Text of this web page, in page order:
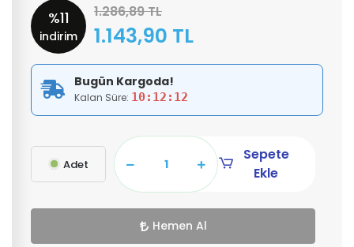
%11
indirim
1.286,89 TL
1.143,90 TL
Bugün Kargoda!
Kalan Süre: 10:12:11
Adet
Sepete
Ekle
Hemen Al